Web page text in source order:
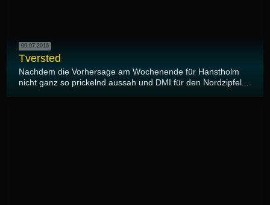
09.07.2016
Tversted
Nachdem die Vorhersage am Wochenende für Hanstholm
nicht ganz so prickelnd aussah und DMI für den Nordzipfel...